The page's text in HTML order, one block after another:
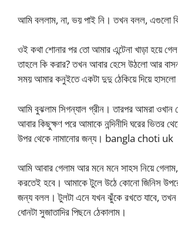
আমি বললাম, না, ভয় পাই নি। তখন বলল, এগুলো
ওই কথা শোনার পর তো আমার এন্টেনা খাড়া হয়ে
তাহলে কি করার? তখন আবার হেসে উঠলো আর
সময় আমার কনুইতে একটা দুদু ঠেকিয়ে দিয়ে
আমি বুঝলাম সিগন্যাল গ্রীন। তারপর আমরা ওখান
আবার কিছুক্ষণ পরে আমাকে নন্দিনীদি ঘরের ভিতর
উপর থেকে নামানোর জন্য। bangla choti uk
আমি আবার গেলাম আর মনে মনে সাহস নিয়ে
করতেই হবে। আমাকে টুলে উঠে কোনো জিনিস
জন্য বলল। টুলটা এনে যখন ঝুঁকে রখতে যাবে,
ধোনটা সুজাতাদির পিছনে ঠেকালাম।